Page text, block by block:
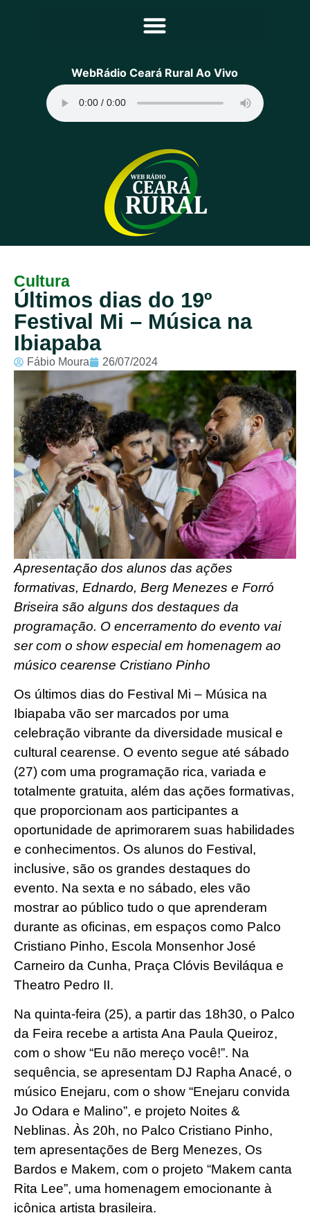
Principal
Programação
Equipe
Contato
Sobre
WebRádio Ceará Rural Ao Vivo
Cultura
Últimos dias do 19º
Festival Mi – Música na
Ibiapaba
Fábio Moura 26/07/2024
Apresentação dos alunos das ações
formativas, Ednardo, Berg Menezes e Forró
Briseira são alguns dos destaques da
programação. O encerramento do evento vai
ser com o show especial em homenagem ao
músico cearense Cristiano Pinho
Os últimos dias do Festival Mi – Música na
Ibiapaba vão ser marcados por uma
celebração vibrante da diversidade musical e
cultural cearense. O evento segue até sábado
(27) com uma programação rica, variada e
totalmente gratuita, além das ações formativas,
que proporcionam aos participantes a
oportunidade de aprimorarem suas habilidades
e conhecimentos. Os alunos do Festival,
inclusive, são os grandes destaques do
evento. Na sexta e no sábado, eles vão
mostrar ao público tudo o que aprenderam
durante as oficinas, em espaços como Palco
Cristiano Pinho, Escola Monsenhor José
Carneiro da Cunha, Praça Clóvis Beviláqua e
Theatro Pedro II.
Na quinta-feira (25), a partir das 18h30, o Palco
da Feira recebe a artista Ana Paula Queiroz,
com o show “Eu não mereço você!”. Na
sequência, se apresentam DJ Rapha Anacé, o
músico Enejaru, com o show “Enejaru convida
Jo Odara e Malino”, e projeto Noites &
Neblinas. Às 20h, no Palco Cristiano Pinho,
tem apresentações de Berg Menezes, Os
Bardos e Makem, com o projeto “Makem canta
Rita Lee”, uma homenagem emocionante à
icônica artista brasileira.